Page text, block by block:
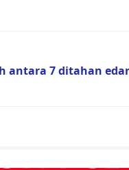
antara 7 ditahan edar